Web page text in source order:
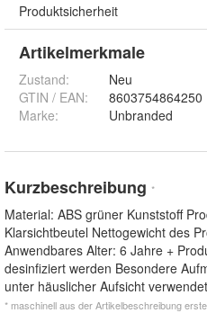
Produktsicherheit
Artikelmerkmale
Zustand:
Neu
GTIN / EAN:
8603754864250
Marke:
Unbranded
Kurzbeschreibung *
Material: ABS grüner Kunststoff
Klarsichtbeutel Nettogewicht des
Anwendbares Alter: 6 Jahre +
desinfiziert werden Besondere
unter häuslicher Aufsicht
* maschinell aus der Artikelbeschreibung